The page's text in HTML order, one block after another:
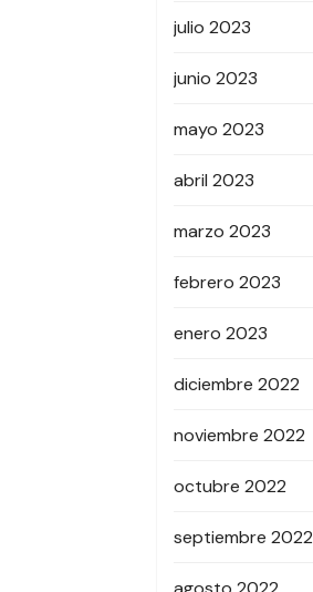
julio 2023
junio 2023
mayo 2023
abril 2023
marzo 2023
febrero 2023
enero 2023
diciembre 2022
noviembre 2022
octubre 2022
septiembre 2022